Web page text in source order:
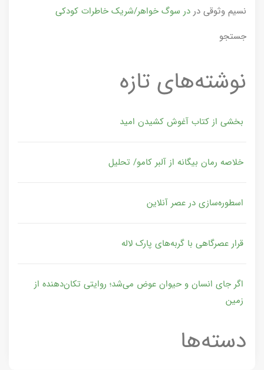
نسیم وثوقی در در سوگ خواهر/شریک خاطرات کودکی
جستجو
نوشته‌های تازه
بخشی از کتاب آغوش کشیدن امید
خلاصه رمان بیگانه از آلبر کامو/ تحلیل
اسطوره‌سازی در عصر آنلاین
قرار عصرگاهی با گربه‌های پارک لاله
اگر جای انسان و حیوان عوض می‌شد؛ روایتی تکان‌دهنده از
زمین
دسته‌ها